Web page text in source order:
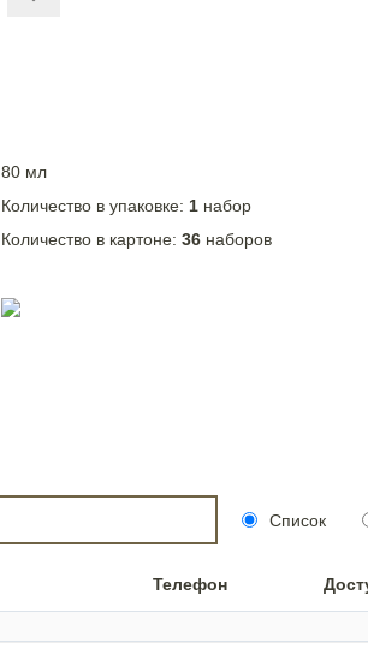
80 мл
Количество в упаковке: 1 набор
Количество в картоне:36 наборов
Список
Телефон